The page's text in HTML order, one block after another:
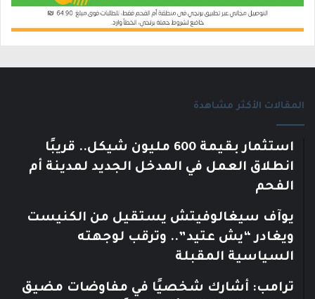
المقالات الأكثر مشاهدة
استثمار بقيمة 600 مليون شيكل.. قريبًا
انطلاق العمل في المدخل الجديد لمدينة أم
الفحم
يوآف سيغالوفيتش يستقيل من الكنيست
ويغادر “يش عتيد”.. وترقب لوجهته
السياسية المقبلة
ترامب: أشارك شخصيًا في مفاوضات مضيق